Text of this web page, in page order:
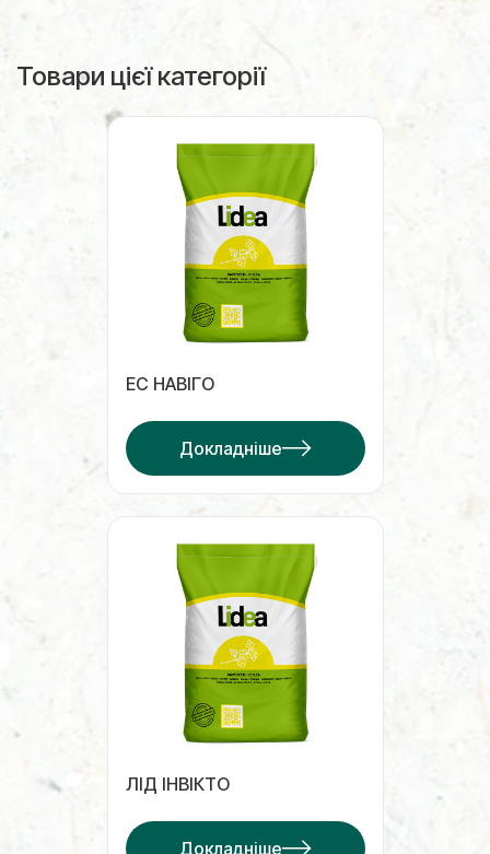
Товари цієї категорії
ЕС НАВІГО
Докладніше
ЛІД ІНВІКТО
Докладніше